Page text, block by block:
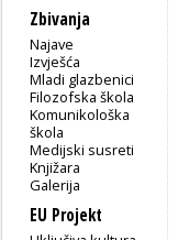
Zbivanja
Najave
Izvješća
Mladi glazbenici
Filozofska škola
Komunikološka
škola
Medijski susreti
Knjižara
Galerija
EU Projekt